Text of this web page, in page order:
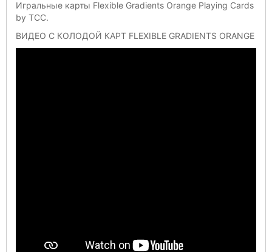
Игральные карты Flexible Gradients Orange Playing Cards
by TCC.
ВИДЕО С КОЛОДОЙ КАРТ FLEXIBLE GRADIENTS ORANGE